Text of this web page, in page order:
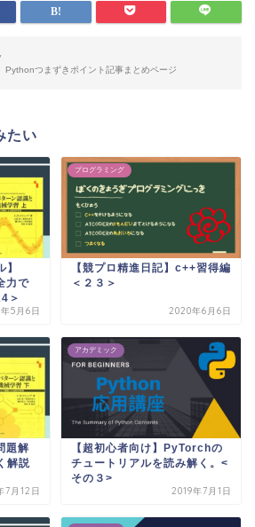
Pythonつまずきポイント記事まとめページ
たい
】
力で
＞
5月6日
プログラミング
【競プロ精進日記】c++習得編
＜２３＞
2020年6月6日
題解
解説
7月12日
アカデミック
【超初心者向け】PyTorchの
チュートリアルを読み解く。<
その３>
2019年7月1日